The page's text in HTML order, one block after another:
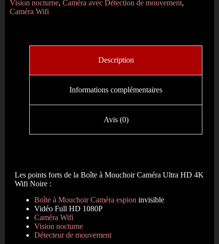
Vision nocturne, Caméra avec Détection de mouvement,
Caméra Wifi
Description
Informations complémentaires
Avis (0)
Les points forts de la Boîte à Mouchoir Caméra Ultra HD 4K
Wifi Noire :
Boîte à Mouchoir Caméra espion invisible
Vidéo Full HD 1080P
Caméra Wifi
Vision nocturne
Détecteur de mouvement